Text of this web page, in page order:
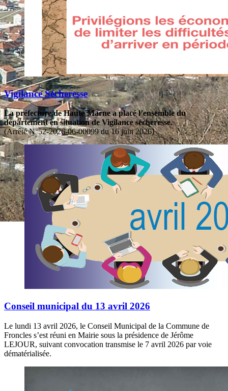
Vigilance Sécheresse
La préfecture de Haute-Marne a placé l’ensemble du
département en situation de Vigilance sécheresse.
(Arrêté N°52-2026-06-00099 du 16 juin 2026)
Conseil municipal du 13 avril 2026
Le lundi 13 avril 2026, le Conseil Municipal de la Commune de
Froncles s’est réuni en Mairie sous la présidence de Jérôme
LEJOUR, suivant convocation transmise le 7 avril 2026 par voie
dématérialisée.